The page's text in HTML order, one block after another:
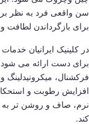
سن واقعی فرد به نظر
برای بازگرداندن
در کلینیک ایرانیان
برای دست ارائه می
فرکشنال، میکرونیدلینگ
افزایش رطوبت و
نرم، صاف و روشن تر به
کند.